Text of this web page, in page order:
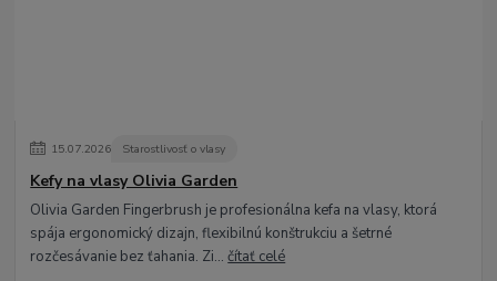
15.07.2026 Starostlivosť o vlasy
Kefy na vlasy Olivia Garden
Olivia Garden Fingerbrush je profesionálna kefa na vlasy, ktorá
spája ergonomický dizajn, flexibilnú konštrukciu a šetrné
rozčesávanie bez ťahania. Zi...čítať celé